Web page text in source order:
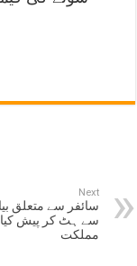
Next
سائفر سے متعلق
سے ہٹ کر پیش کیا
مملکت